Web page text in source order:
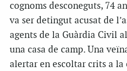
cognoms desconeguts, 74
va ser detingut acusat de
agents de la Guàrdia Civil
una casa de camp. Una
alertar en escoltar crits a la